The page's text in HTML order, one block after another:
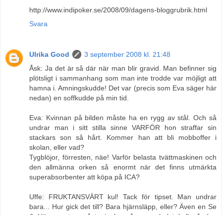
http://www.indipoker.se/2008/09/dagens-bloggrubrik.html
Svara
Ulrika Good
3 september 2008 kl. 21:48
Åsk: Ja det är så där när man blir gravid. Man befinner sig
plötsligt i sammanhang som man inte trodde var möjligt att
hamna i. Amningskudde! Det var (precis som Eva säger här
nedan) en soffkudde på min tid.
Eva: Kvinnan på bilden måste ha en rygg av stål. Och så
undrar man i sitt stilla sinne VARFÖR hon straffar sin
stackars son så hårt. Kommer han att bli mobboffer i
skolan, eller vad?
Tygblöjor, förresten, näe! Varför belasta tvättmaskinen och
den allmänna orken så enormt när det finns utmärkta
superabsorbenter att köpa på ICA?
Uffe: FRUKTANSVÄRT kul! Tack för tipset. Man undrar
bara... Hur gick det till? Bara hjärnsläpp, eller? Även en Se